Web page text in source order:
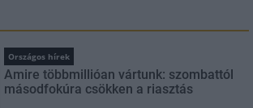
Országos hírek
Amire többmillióan vártunk: szombattól
másodfokúra csökken a riasztás